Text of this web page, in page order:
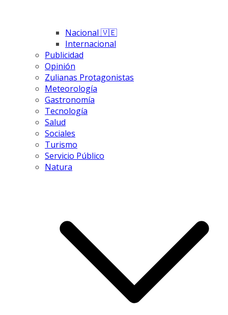
Nacional 🇻🇪
Internacional
Publicidad
Opinión
Zulianas Protagonistas
Meteorología
Gastronomía
Tecnología
Salud
Sociales
Turismo
Servicio Público
Natura